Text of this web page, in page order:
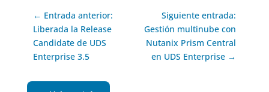
← Entrada anterior:
Liberada la Release
Candidate de UDS
Enterprise 3.5
Siguiente entrada:
Gestión multinube con
Nutanix Prism Central
en UDS Enterprise →